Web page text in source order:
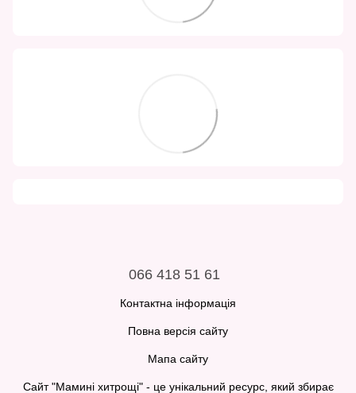
066 418 51 61
Контактна інформація
Повна версія сайту
Мапа сайту
Сайт "Мамині хитрощі" - це унікальний ресурс, який збирає